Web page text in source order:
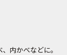
内かべなどに。